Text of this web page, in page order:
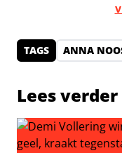
TAGS ANNA
Lees verder